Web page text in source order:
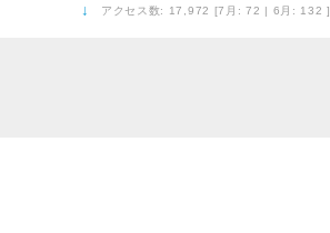
↓ アクセス数: 17,972 [7月: 72 | 6月: 132 ]